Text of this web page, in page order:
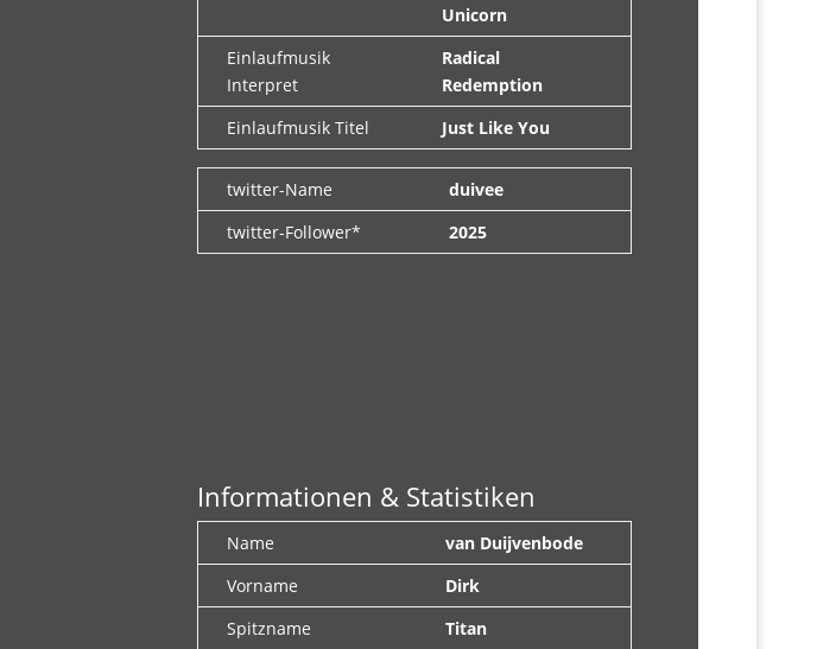
Unicorn
Einlaufmusik
Interpret
Radical
Redemption
Einlaufmusik Titel
Just Like You
twitter-Name
duivee
twitter-Follower*
2025
Informationen & Statistiken
Name
van Duijvenbode
Vorname
Dirk
Spitzname
Titan